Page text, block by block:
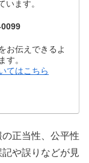
います。
お伝えできるよ
す。
てはこちら
正当性、公平性
や誤りなどが見